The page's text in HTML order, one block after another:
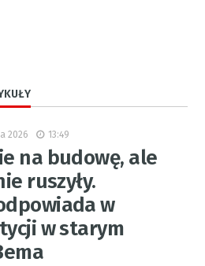
2026 13:49
na budowę, ale
ruszyły.
w
w starym